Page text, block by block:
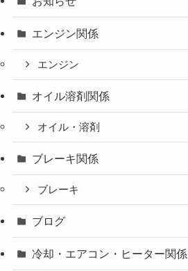
エンジン関係
エンジン
オイル溶剤関係
オイル・溶剤
ブレーキ関係
ブレーキ
ブログ
冷却・エアコン・ヒーター関係